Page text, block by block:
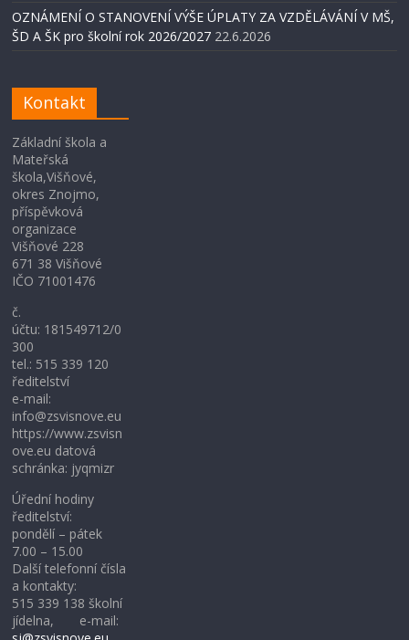
OZNÁMENÍ O STANOVENÍ VÝŠE ÚPLATY ZA VZDĚLÁVÁNÍ V MŠ,
ŠD A ŠK pro školní rok 2026/2027 22.6.2026
Kontakt
Základní škola a
Mateřská
škola,Višňové,
okres Znojmo,
příspěvková
organizace
Višňové 228
671 38 Višňové
IČO 71001476
č.
účtu: 181549712/0
300
tel.: 515 339 120
ředitelství
e-mail:
info@zsvisnove.eu
https://www.zsvisn
ove.eu datová
schránka: jyqmizr
Úřední hodiny
ředitelství:
pondělí – pátek
7.00 – 15.00
Další telefonní čísla
a kontakty:
515 339 138 školní
jídelna, e-mail: